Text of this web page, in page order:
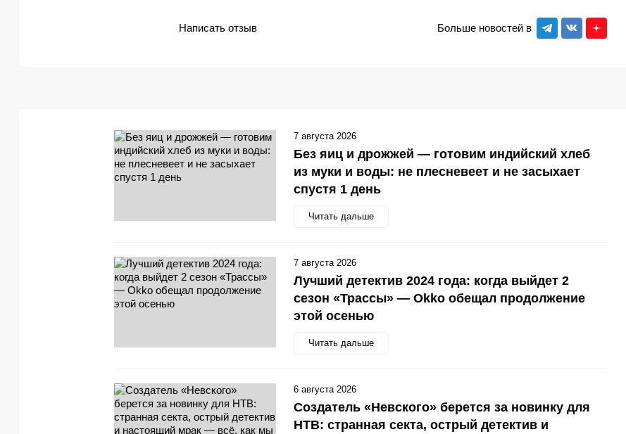
Больше новостей в
Написать отзыв
Без яиц и дрожжей — готовим индийский хлеб
из муки и воды: не плесневеет и не засыхает
спустя 1 день
Читать дальше
7 августа 2026
Лучший детектив 2024 года: когда выйдет 2
сезон «Трассы» — Okko обещал продолжение
этой осенью
Читать дальше
7 августа 2026
Создатель «Невского» берется за новинку для
НТВ: странная секта, острый детектив и
6 августа 2026